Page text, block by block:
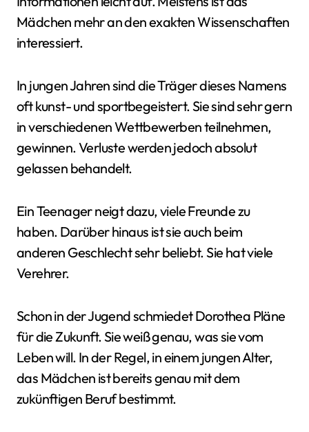
Mädchen mehr an den exakten Wissenschaften
interessiert.
In jungen Jahren sind die Träger dieses Namens
oft kunst- und sportbegeistert. Sie sind sehr gern
in verschiedenen Wettbewerben teilnehmen,
gewinnen. Verluste werden jedoch absolut
gelassen behandelt.
Ein Teenager neigt dazu, viele Freunde zu
haben. Darüber hinaus ist sie auch beim
anderen Geschlecht sehr beliebt. Sie hat viele
Verehrer.
Schon in der Jugend schmiedet Dorothea Pläne
für die Zukunft. Sie weiß genau, was sie vom
Leben will. In der Regel, in einem jungen Alter,
das Mädchen ist bereits genau mit dem
zukünftigen Beruf bestimmt.